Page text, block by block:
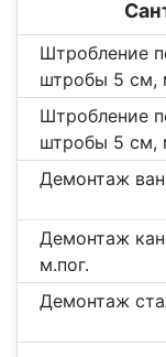
Штробление
штробы 5 см,
Штробление
штробы 5 см,
Демонтаж
Демонтаж
м.пог.
Демонтаж